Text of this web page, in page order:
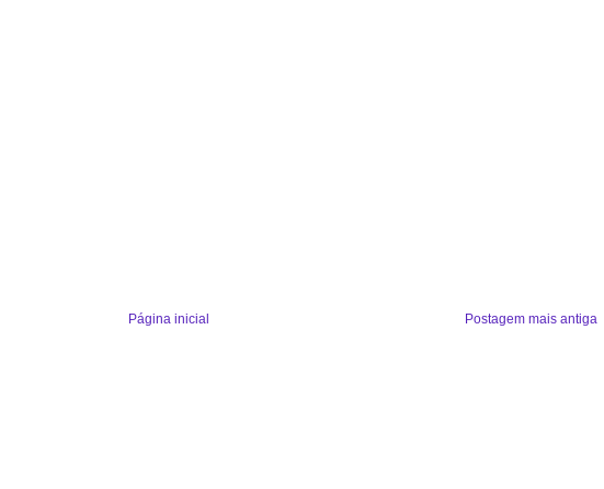
Postagem mais antiga
Página inicial